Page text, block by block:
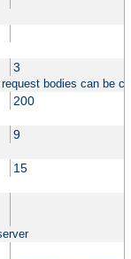
3
bodies can be
200
9
15